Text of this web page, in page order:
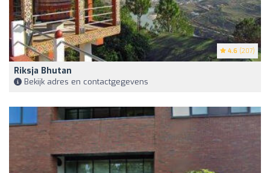
4.6 (207)
Riksja Bhutan
Bekijk adres en contactgegevens